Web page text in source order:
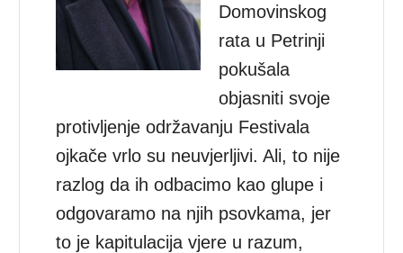
Domovinskog
rata u Petrinji
pokušala
objasniti svoje
protivljenje održavanju Festivala
ojkače vrlo su neuvjerljivi. Ali, to nije
razlog da ih odbacimo kao glupe i
odgovaramo na njih psovkama, jer
to je kapitulacija vjere u razum,